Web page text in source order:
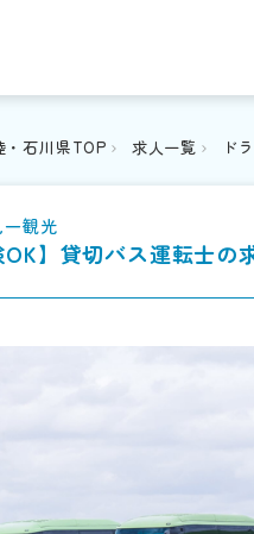
・石川県TOP 求人一覧 ド
観光
OK】貸切バス運転士の